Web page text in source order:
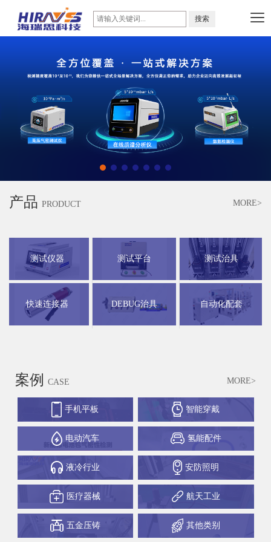
产品 PRODUCT MORE>
测试仪器 测试平台 测试治具
快速连接器 DEBUG治具 自动化配套
案例 CASE MORE>
手机平板 智能穿戴
电动汽车 氢能配件
液冷行业 安防照明
医疗器械 航天工业
五金压铸 其他类别